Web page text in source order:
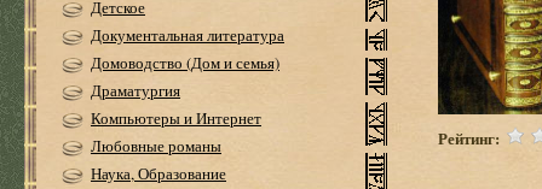
Детское
Документальная литература
Домоводство (Дом и семья)
Драматургия
Компьютеры и Интернет
Любовные романы
Наука, Образование
Рейтинг: